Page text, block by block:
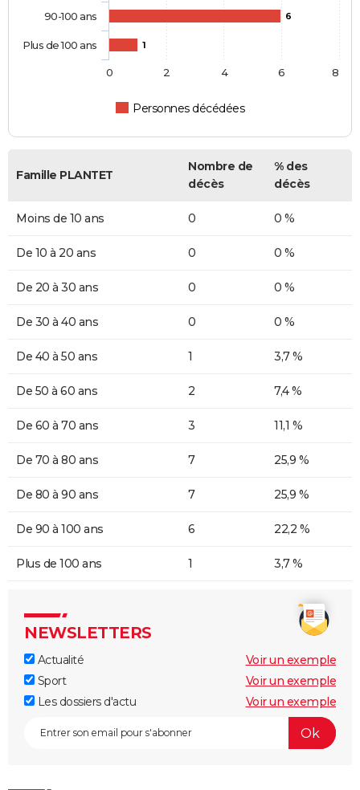
6
1
Personnes décédées
90-100 ans
Plus de 100 ans
0 2 4 6 8
Famille PLANTET
Nombre de
décès
% des
décès
Moins de 10 ans 0 0 %
De 10 à 20 ans 0 0 %
De 20 à 30 ans 0 0 %
De 30 à 40 ans 0 0 %
De 40 à 50 ans 1 3,7 %
De 50 à 60 ans 2 7,4 %
De 60 à 70 ans 3 11,1 %
De 70 à 80 ans 7 25,9 %
De 80 à 90 ans 7 25,9 %
De 90 à 100 ans 6 22,2 %
Plus de 100 ans 1 3,7 %
NEWSLETTERS
Actualité
Voir un exemple
Sport
Voir un exemple
Les dossiers d'actu
Voir un exemple